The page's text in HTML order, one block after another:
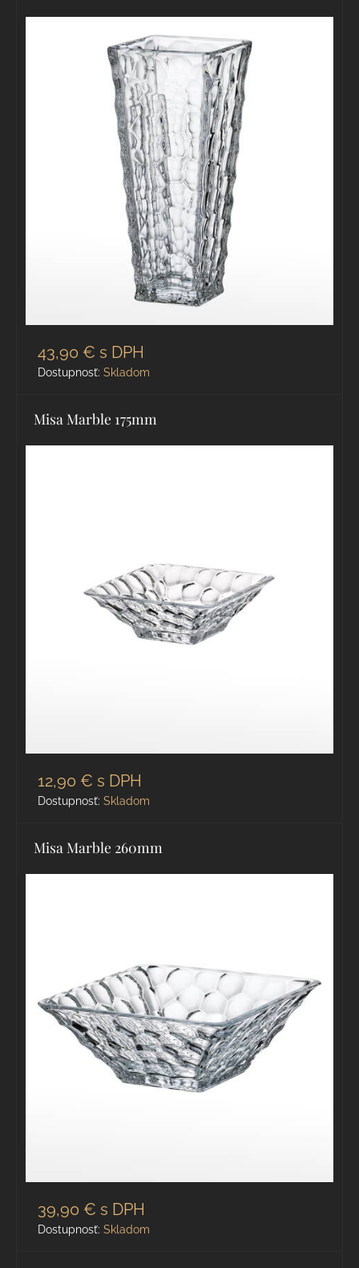
43,90 € s DPH
Dostupnosť: Skladom
Misa Marble 175mm
12,90 € s DPH
Dostupnosť: Skladom
Misa Marble 260mm
39,90 € s DPH
Dostupnosť: Skladom